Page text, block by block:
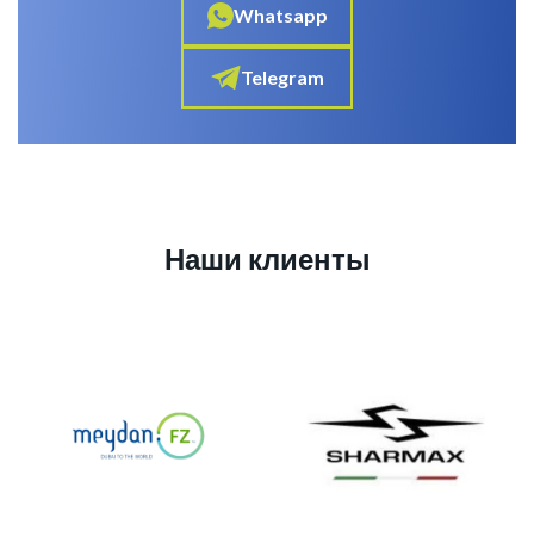
Whatsapp
Telegram
Наши клиенты